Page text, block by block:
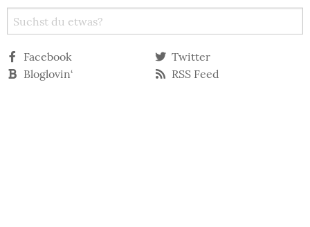
Facebook
Twitter
Bloglovin‘
RSS Feed